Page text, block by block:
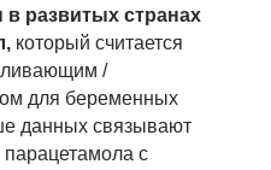
развитых странах
который считается
/
для беременных
данных связывают
парацетамола с